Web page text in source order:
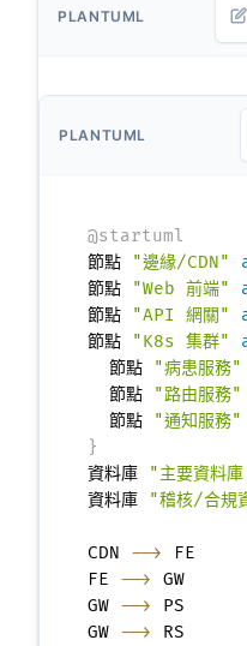
PLANTUML
PLANTUML
@startuml
節點
"邊緣/CDN"
節點
"Web 前端"
節點
"API 網關"
節點
"K8s 集群"
  節點
"病患服務"
  節點
"路由服務"
  節點
"通知服務"
}
資料庫
"主要資料
資料庫
"稽核/合規
CDN -->
FE
FE -->
GW
GW -->
PS
GW -->
RS